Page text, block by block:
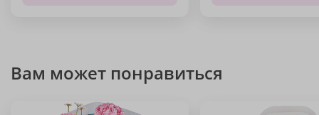
Вам может понравиться